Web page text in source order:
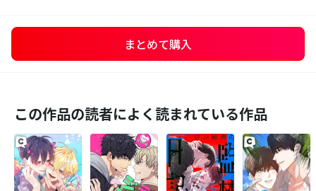
まとめて購入
この作品の読者によく読まれている作品